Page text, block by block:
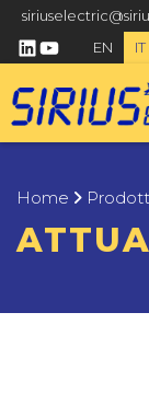
linkedin
youtube
EN IT
Home